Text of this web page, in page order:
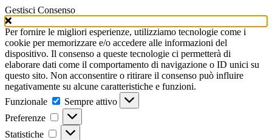
Gestisci Consenso
Per fornire le migliori esperienze, utilizziamo tecnologie come i
cookie per memorizzare e/o accedere alle informazioni del
dispositivo. Il consenso a queste tecnologie ci permetterà di
elaborare dati come il comportamento di navigazione o ID unici su
questo sito. Non acconsentire o ritirare il consenso può influire
negativamente su alcune caratteristiche e funzioni.
Funzionale
Funzionale
Sempre attivo
Preferenze
Preferenze
Statistiche Statistiche